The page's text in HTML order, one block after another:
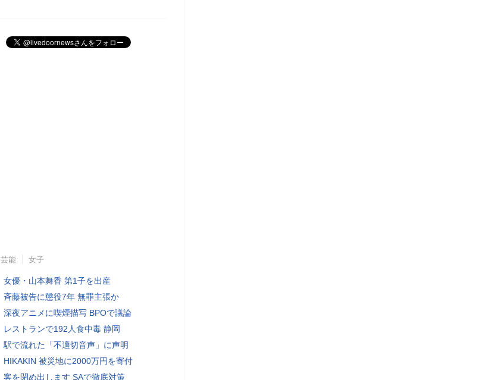
芸能 女子
女優・山本舞香 第1子を出産
斉藤被告に懲役7年 無罪主張か
深夜アニメに喫煙描写 BPOで議論
レストランで192人食中毒 静岡
駅で流れた「不適切音声」に声明
HIKAKIN 被災地に2000万円を寄付
客を閉め出します SAで徹底対策